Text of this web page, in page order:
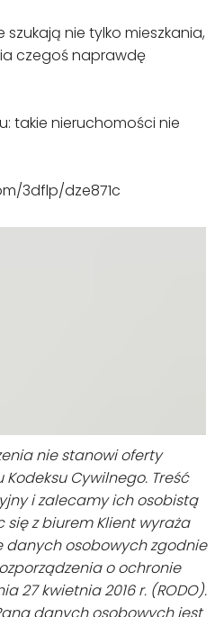
nie tylko mieszkania,
czegoś naprawdę
takie nieruchomości nie
3dflp/dze871c
nie stanowi oferty
Cywilnego. Treść
i zalecamy ich osobistą
z biurem Klient wyraża
danych osobowych zgodnie
o ochronie
27 kwietnia 2016 r. (RODO).
danych osobowych jest